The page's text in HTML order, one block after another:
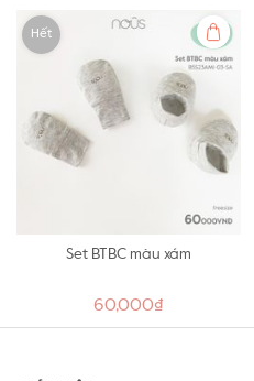
Hết
Set BTBC màu xám
60,000₫